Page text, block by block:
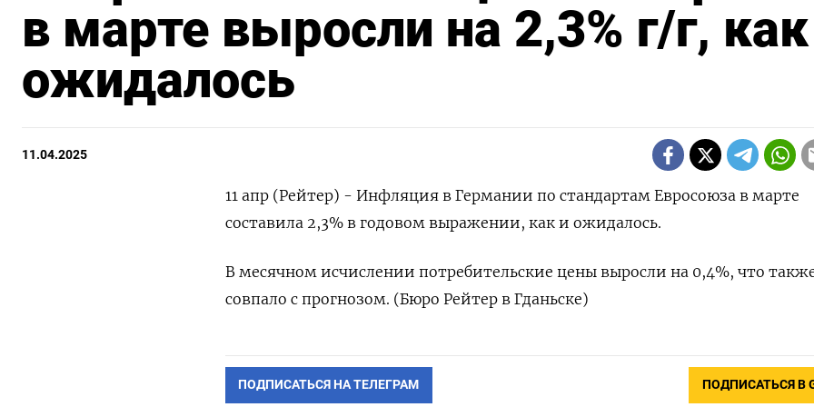
в марте выросли на 2,3% г/г,
ожидалось
11.04.2025
11 апр (Рейтер) - Инфляция в Германии по стандартам Евросоюза в марте
составила 2,3% в годовом выражении, как и ожидалось.
В месячном исчислении потребительские цены выросли на 0,4%, что
совпало с прогнозом. (Бюро Рейтер в Гданьске)
ПОДПИСАТЬСЯ НА ТЕЛЕГРАМ ПОДПИСАТЬСЯ В